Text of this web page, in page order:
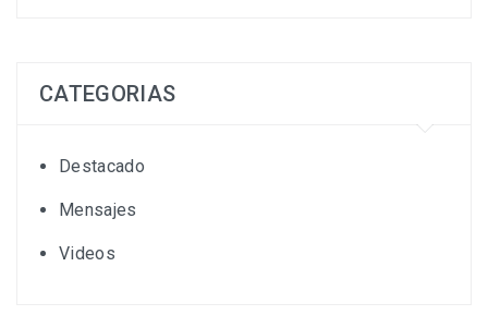
CATEGORIAS
Destacado
Mensajes
Videos